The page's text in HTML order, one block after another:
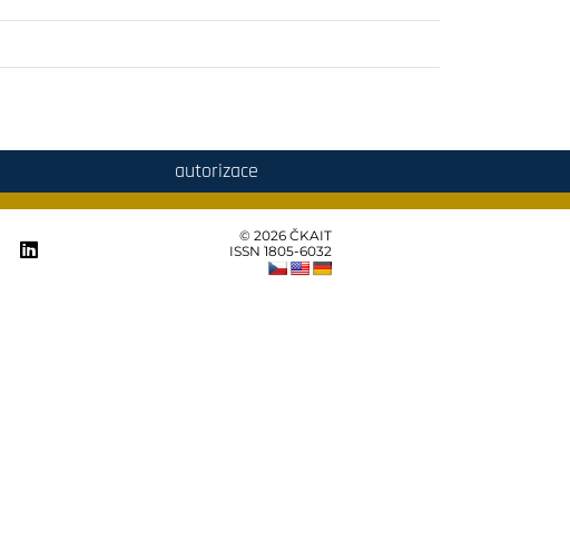
autorizace
© 2026 ČKAIT
ISSN 1805‑6032